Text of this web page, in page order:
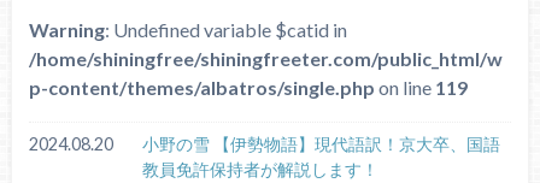
Warning: Undefined variable $catid in
/home/shiningfree/shiningfreeter.com/public_html/w
p-content/themes/albatros/single.php on line 119
2024.08.20
小野の雪 【伊勢物語】現代語訳！京大卒、国語
教員免許保持者が解説します！